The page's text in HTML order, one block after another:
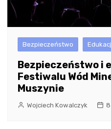
Bezpieczeństwo
Bezpieczeństwo i
Festiwalu Wód
Muszynie
Wojciech Kowalczyk